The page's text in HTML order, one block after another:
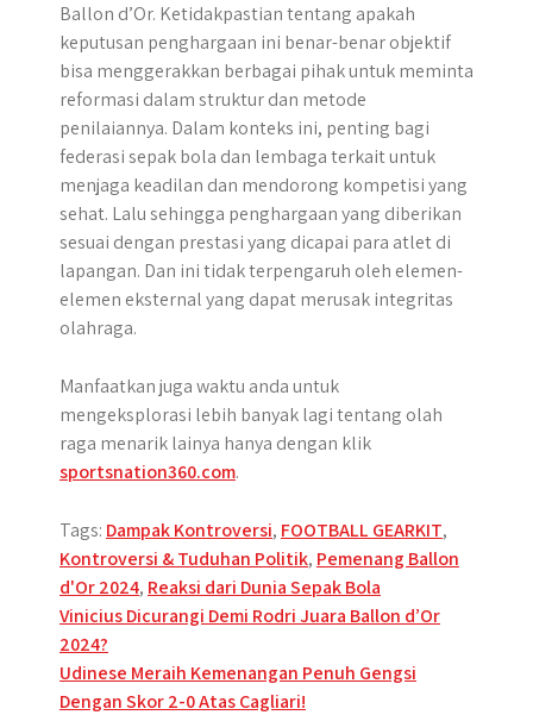
Ballon d’Or. Ketidakpastian tentang apakah
keputusan penghargaan ini benar-benar objektif
bisa menggerakkan berbagai pihak untuk meminta
reformasi dalam struktur dan metode
penilaiannya. Dalam konteks ini, penting bagi
federasi sepak bola dan lembaga terkait untuk
menjaga keadilan dan mendorong kompetisi yang
sehat. Lalu sehingga penghargaan yang diberikan
sesuai dengan prestasi yang dicapai para atlet di
lapangan. Dan ini tidak terpengaruh oleh elemen-
elemen eksternal yang dapat merusak integritas
olahraga.
Manfaatkan juga waktu anda untuk
mengeksplorasi lebih banyak lagi tentang olah
raga menarik lainya hanya dengan klik
sportsnation360.com.
Tags: Dampak Kontroversi, FOOTBALL GEARKIT,
Kontroversi & Tuduhan Politik, Pemenang Ballon
d'Or 2024, Reaksi dari Dunia Sepak Bola
Post
navigation
Vinicius Dicurangi Demi Rodri Juara Ballon d’Or
2024?
​Udinese Meraih Kemenangan Penuh Gengsi
Dengan Skor 2-0 Atas Cagliari!